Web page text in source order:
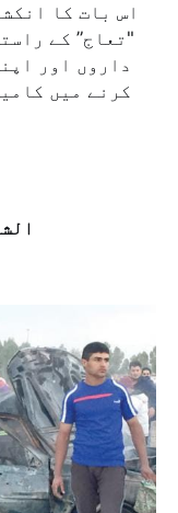
اس بات کا
"تعاج” کے
داروں اور
کرنے میں